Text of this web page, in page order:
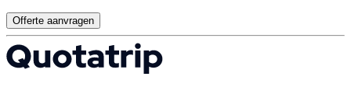
Offerte aanvragen